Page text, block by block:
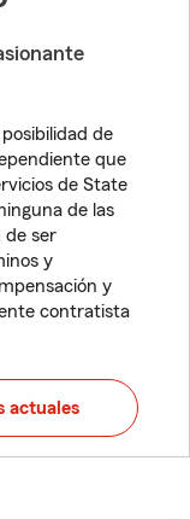
de
que
de State
de las
de ser
y
y
contratista
actuales